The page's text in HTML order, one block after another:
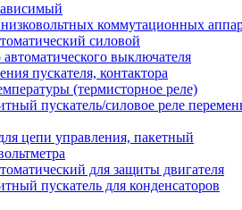
коммутационных
силовой
выключателя
пускателя, контактора
(термисторное реле)
пускатель/силовое реле
цепи управления, пакетный
для защиты двигателя
пускатель для конденсаторов